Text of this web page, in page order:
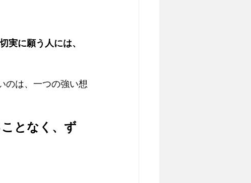
実に願う人には、
のは、一つの強い想
となく、ず